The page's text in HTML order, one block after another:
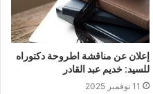
إعلان عن مناقشة اطروحة دكتوراه
للسيد: خديم عبد القادر
11 نوفمبر 2025